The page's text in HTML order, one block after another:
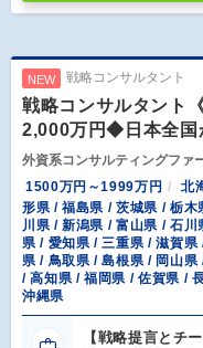
NEW 戦略コンサルタント
戦略コンサルタント
2,000万円◆日本全国
外資系コンサルティングファ
1500万円～1999万円
北
形県 / 福島県 / 茨城県 / 栃
川県 / 新潟県 / 富山県 / 石
県 / 愛知県 / 三重県 / 滋賀
県 / 鳥取県 / 島根県 / 岡山
/ 高知県 / 福岡県 / 佐賀県 /
沖縄県
【戦略提言とチ